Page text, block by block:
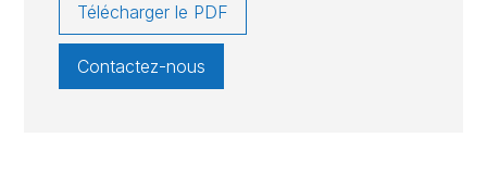
Télécharger le PDF
Contactez-nous